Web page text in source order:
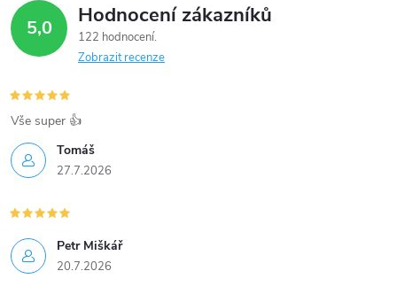
d
a
c
í
p
r
v
k
5,0 Hodnocení zákazníků
122 hodnocení
Zobrazit recenze
Tomáš
27.7.2026
Vše super 👍
Petr Miškář
20.7.2026